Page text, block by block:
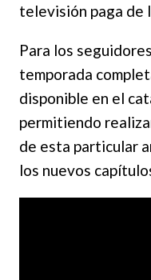
televisión paga de
Para los
temporada
disponible en el
permitiendo
de esta particular
los nuevos